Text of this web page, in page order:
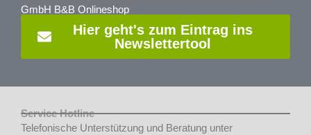
GmbH B&B Onlineshop
Hier geht's zum Eintrag ins
Newslettertool
Service Hotline
Telefonische Unterstützung und Beratung unter